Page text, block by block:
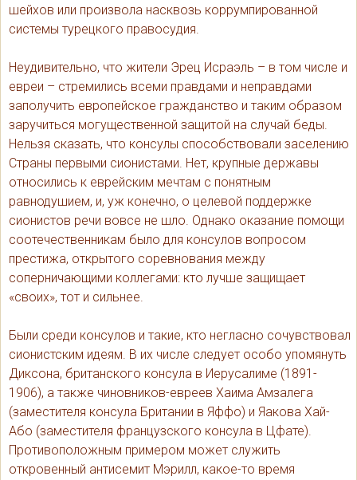
шейхов или произвола насквозь коррумпированной
системы турецкого правосудия.
Неудивительно, что жители Эрец Исраэль – в том числе и
евреи – стремились всеми правдами и неправдами
заполучить европейское гражданство и таким образом
заручиться могущественной защитой на случай беды.
Нельзя сказать, что консулы способствовали заселению
Страны первыми сионистами. Нет, крупные державы
относились к еврейским мечтам с понятным
равнодушием, и, уж конечно, о целевой поддержке
сионистов речи вовсе не шло. Однако оказание помощи
соотечественникам было для консулов вопросом
престижа, открытого соревнования между
соперничающими коллегами: кто лучше защищает
«своих», тот и сильнее.
Были среди консулов и такие, кто негласно сочувствовал
сионистским идеям. В их числе следует особо упомянуть
Диксона, британского консула в Иерусалиме (1891-
1906), а также чиновников-евреев Хаима Амзалега
(заместителя консула Британии в Яффо) и Яакова Хай-
Або (заместителя французского консула в Цфате).
Противоположным примером может служить
откровенный антисемит Мэрилл, какое-то время